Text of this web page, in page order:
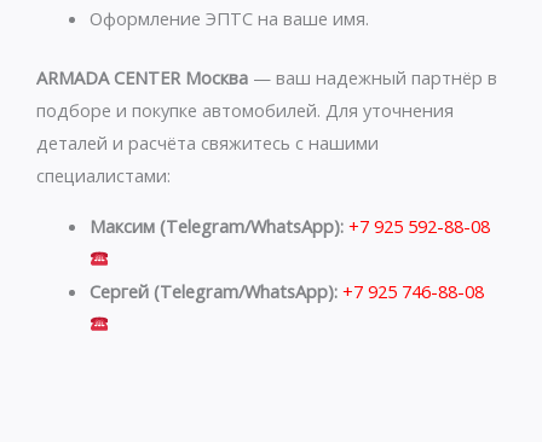
Оформление ЭПТС на ваше имя.
ARMADA CENTER Москва — ваш надежный партнёр в
подборе и покупке автомобилей. Для уточнения
деталей и расчёта свяжитесь с нашими
специалистами:
Максим (Telegram/WhatsApp): +7 925 592-88-08
Сергей (Telegram/WhatsApp): +7 925 746-88-08